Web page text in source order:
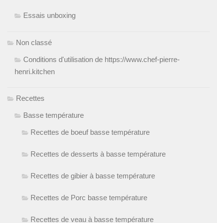
Essais unboxing
Non classé
Conditions d'utilisation de https://www.chef-pierre-
henri.kitchen
Recettes
Basse température
Recettes de boeuf basse température
Recettes de desserts à basse température
Recettes de gibier à basse température
Recettes de Porc basse température
Recettes de veau à basse température